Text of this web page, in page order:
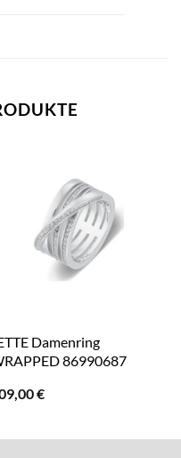
Damenring
86990687
€